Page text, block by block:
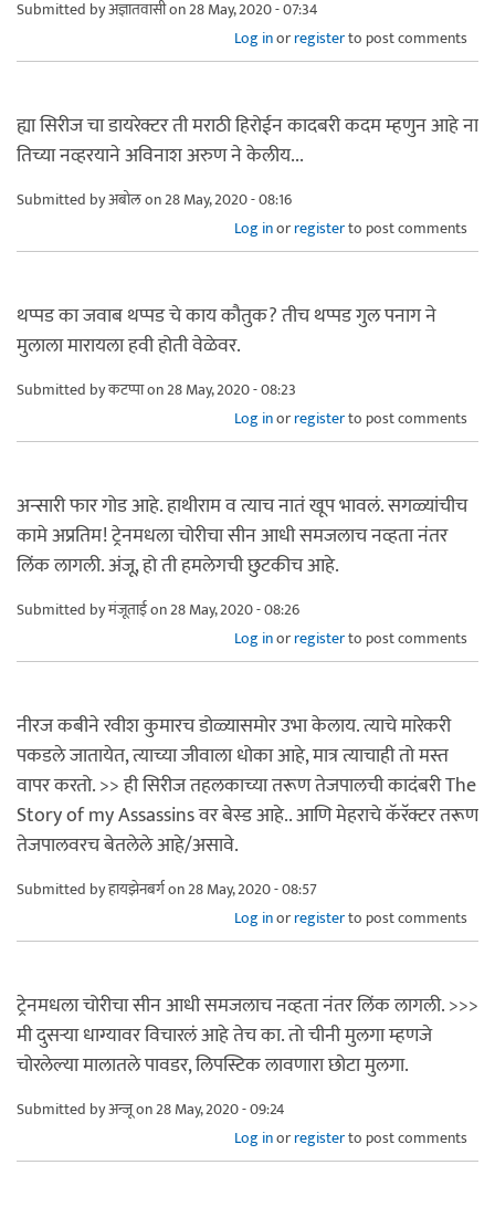
Submitted byअज्ञातवासीon 28 May, 2020 - 07:34
Log inorregisterto post comments
ह्या सिरीज चा डायरेक्टर ती मराठी हिरोईन कादबरी कदम म्हणुन आहे ना
तिच्या नव्हरयाने अविनाश अरुण ने केलीय...
Submitted byअबोलon 28 May, 2020 - 08:16
Log inorregisterto post comments
थप्पड का जवाब थप्पड चे काय कौतुक? तीच थप्पड गुल पनाग ने
मुलाला मारायला हवी होती वेळेवर.
Submitted byकटप्पाon 28 May, 2020 - 08:23
Log inorregisterto post comments
अन्सारी फार गोड आहे. हाथीराम व त्याच नातं खूप भावलं. सगळ्यांचीच
कामे अप्रतिम! ट्रेनमधला चोरीचा सीन आधी समजलाच नव्हता नंतर
लिंक लागली. अंजू, हो ती हमलेगची छुटकीच आहे.
Submitted byमंजूताईon 28 May, 2020 - 08:26
Log inorregisterto post comments
नीरज कबीने रवीश कुमारच डोळ्यासमोर उभा केलाय. त्याचे मारेकरी
पकडले जातायेत, त्याच्या जीवाला धोका आहे, मात्र त्याचाही तो मस्त
वापर करतो. >> ही सिरीज तहलकाच्या तरूण तेजपालची कादंबरी The
Story of my Assassins वर बेस्ड आहे.. आणि मेहराचे कॅरॅक्टर तरूण
तेजपालवरच बेतलेले आहे/असावे.
Submitted byहायझेनबर्गon 28 May, 2020 - 08:57
Log inorregisterto post comments
ट्रेनमधला चोरीचा सीन आधी समजलाच नव्हता नंतर लिंक लागली. >>>
मी दुसऱ्या धाग्यावर विचारलं आहे तेच का. तो चीनी मुलगा म्हणजे
चोरलेल्या मालातले पावडर, लिपस्टिक लावणारा छोटा मुलगा.
Submitted byअन्जूon 28 May, 2020 - 09:24
Log inorregisterto post comments